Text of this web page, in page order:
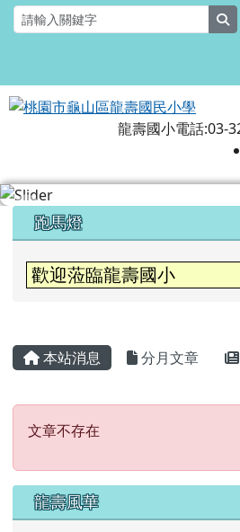
跳至主內容區
桃園市龜山區龍壽國
龍壽國小電話:03-
上中區域內容
跑馬燈
歡迎蒞臨龍壽國小
主內容區域
本站消息 分月文章
文章不存在
文章不存在
左邊區域內容
龍壽風華
頁尾區域